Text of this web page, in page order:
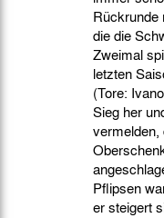
Rückrunde
die die
Zweimal
letzten
(Tore:
Sieg her
vermelden,
Pflipsen
er steigert